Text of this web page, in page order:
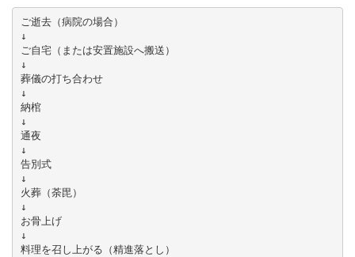
ご逝去（病院の場合）
↓
ご自宅（または安置施設へ搬送）
↓
葬儀の打ち合わせ
↓
納棺
↓
通夜
↓
告別式
↓
火葬（荼毘）
↓
お骨上げ
↓
料理を召し上がる（精進落とし）